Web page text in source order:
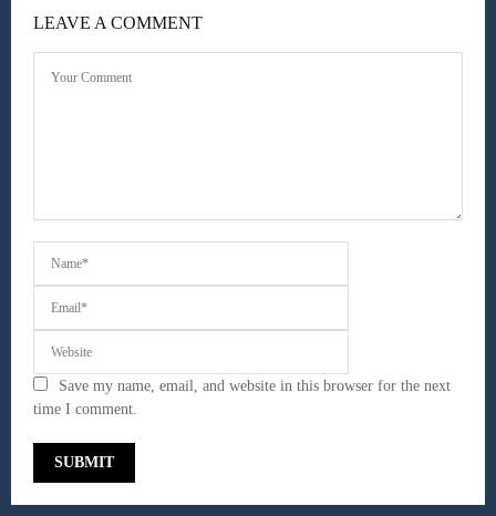
LEAVE A COMMENT
Save my name, email, and website in this browser for the next
time I comment.